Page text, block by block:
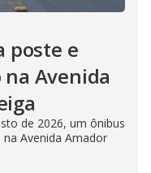
poste e
Avenida
de 2026, um ônibus
Avenida Amador